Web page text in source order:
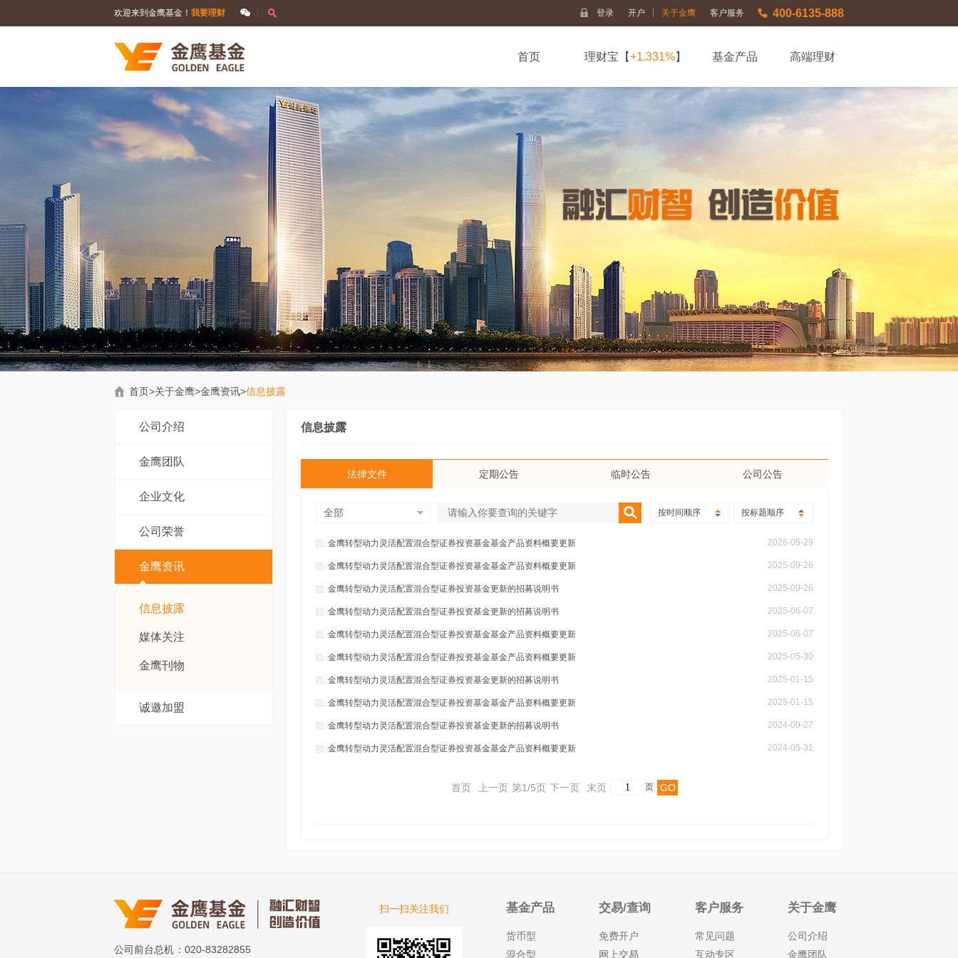
欢迎来到金鹰基金！ 我要理财 登录 开户 关于金鹰 客户服务 400-6135-888
首页 理财宝【+1.331%】 基金产品 高端理财
首页>关于金鹰>金鹰资讯>信息披露
公司介绍
金鹰团队
企业文化
公司荣誉
金鹰资讯
信息披露
媒体关注
金鹰刊物
诚邀加盟
信息披露
法律文件 定期公告 临时公告 公司公告
全部 按时间顺序 按标题顺序
2026-05-29
金鹰转型动力灵活配置混合型证券投资基金基金产品资料概要更新
2025-09-26
金鹰转型动力灵活配置混合型证券投资基金基金产品资料概要更新
2025-09-26
金鹰转型动力灵活配置混合型证券投资基金更新的招募说明书
2025-06-07
金鹰转型动力灵活配置混合型证券投资基金更新的招募说明书
2025-06-07
金鹰转型动力灵活配置混合型证券投资基金基金产品资料概要更新
2025-05-30
金鹰转型动力灵活配置混合型证券投资基金基金产品资料概要更新
2025-01-15
金鹰转型动力灵活配置混合型证券投资基金更新的招募说明书
2025-01-15
金鹰转型动力灵活配置混合型证券投资基金基金产品资料概要更新
2024-09-27
金鹰转型动力灵活配置混合型证券投资基金更新的招募说明书
2024-05-31
金鹰转型动力灵活配置混合型证券投资基金基金产品资料概要更新
首页 上一页 第1/5页 下一页 末页 页 GO
公司前台总机 ：020-83282855
扫一扫关注我们 基金产品
货币型
混合型
交易/查询
免费开户
网上交易
客户服务
常见问题
互动专区
关于金鹰
公司介绍
金鹰团队